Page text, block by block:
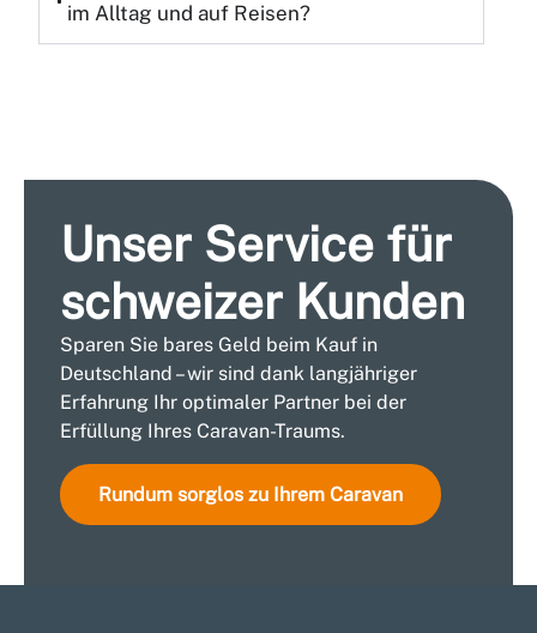
imAlltag und auf Reisen?
Unser Service für
schweizer Kunden
Sparen Sie bares Geld beim Kauf in
Deutschland – wir sind dank langjähriger
Erfahrung Ihr optimaler Partner bei der
Erfüllung Ihres Caravan-Traums.
Rundum sorglos zu Ihrem Caravan